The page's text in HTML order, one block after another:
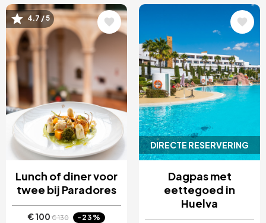
Afbeelding
4.7 / 5
Lunch of diner voor
twee bij Paradores
€ 100 € 130 -23%
DIRECTE RESERVERING
Dagpas met
eettegoed in
Huelva